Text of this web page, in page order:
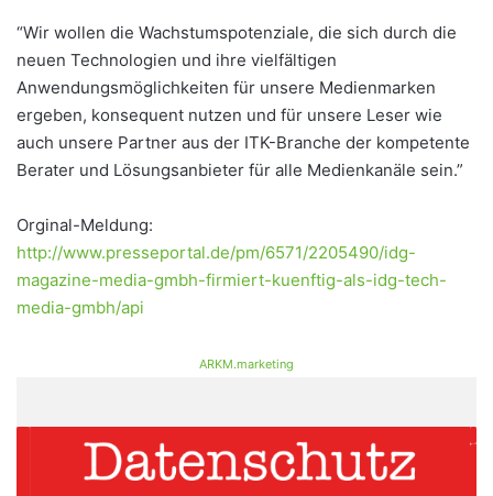
“Wir wollen die Wachstumspotenziale, die sich durch die
neuen Technologien und ihre vielfältigen
Anwendungsmöglichkeiten für unsere Medienmarken
ergeben, konsequent nutzen und für unsere Leser wie
auch unsere Partner aus der ITK-Branche der kompetente
Berater und Lösungsanbieter für alle Medienkanäle sein.”
Orginal-Meldung:
http://www.presseportal.de/pm/6571/2205490/idg-
magazine-media-gmbh-firmiert-kuenftig-als-idg-tech-
media-gmbh/api
ARKM.marketing